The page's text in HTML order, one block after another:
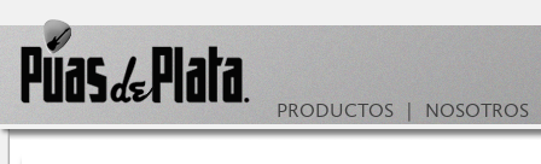
PRODUCTOS | NOSOTROS